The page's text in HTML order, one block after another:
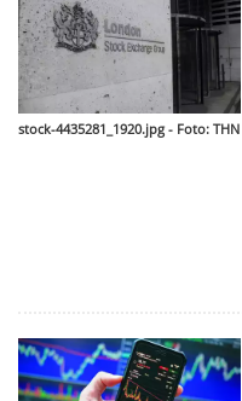
stock-4435281_1920.jpg - Foto: THN